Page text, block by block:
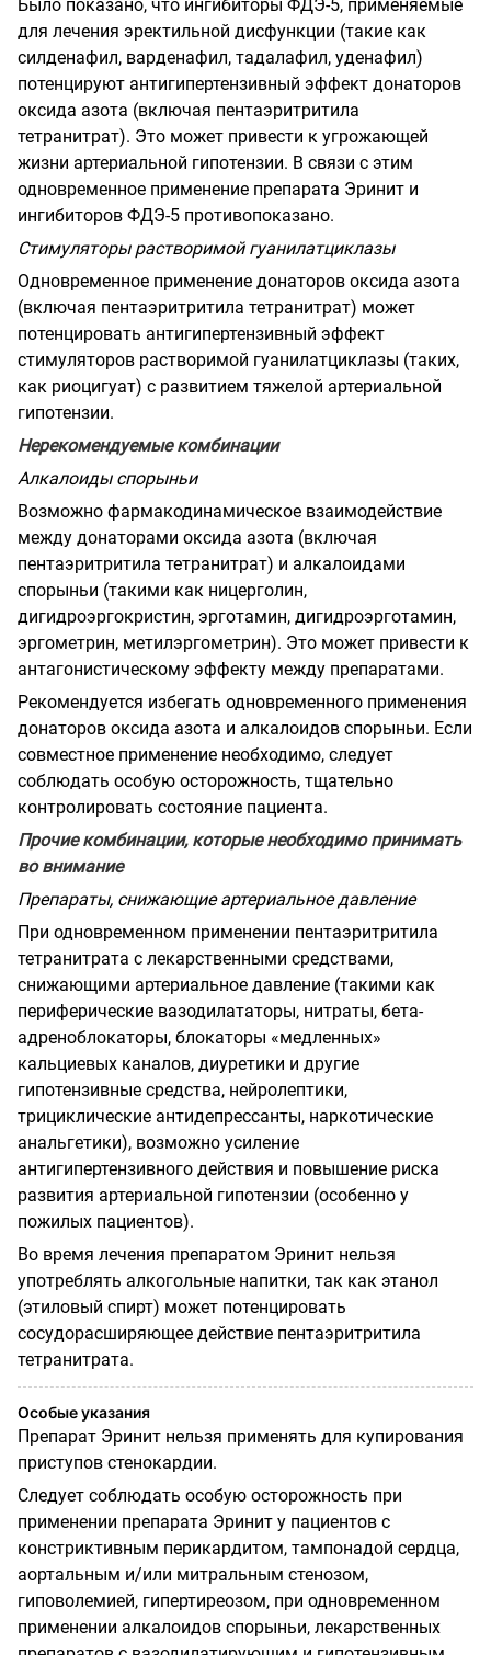
Было показано, что ингибиторы ФДЭ-5, применяемые
для лечения эректильной дисфункции (такие как
силденафил, варденафил, тадалафил, уденафил)
потенцируют антигипертензивный эффект донаторов
оксида азота (включая пентаэритритила
тетранитрат). Это может привести к угрожающей
жизни артериальной гипотензии. В связи с этим
одновременное применение препарата Эринит и
ингибиторов ФДЭ-5 противопоказано.
Стимуляторы растворимой гуанилатциклазы
Одновременное применение донаторов оксида азота
(включая пентаэритритила тетранитрат) может
потенцировать антигипертензивный эффект
стимуляторов растворимой гуанилатциклазы (таких,
как риоцигуат) с развитием тяжелой артериальной
гипотензии.
Нерекомендуемые комбинации
Алкалоиды спорыньи
Возможно фармакодинамическое взаимодействие
между донаторами оксида азота (включая
пентаэритритила тетранитрат) и алкалоидами
спорыньи (такими как ницерголин,
дигидроэргокристин, эрготамин, дигидроэрготамин,
эргометрин, метилэргометрин). Это может привести к
антагонистическому эффекту между препаратами.
Рекомендуется избегать одновременного применения
донаторов оксида азота и алкалоидов спорыньи. Если
совместное применение необходимо, следует
соблюдать особую осторожность, тщательно
контролировать состояние пациента.
Прочие комбинации, которые необходимо принимать
во внимание
Препараты, снижающие артериальное давление
При одновременном применении пентаэритритила
тетранитрата с лекарственными средствами,
снижающими артериальное давление (такими как
периферические вазодилататоры, нитраты, бета-
адреноблокаторы, блокаторы «медленных»
кальциевых каналов, диуретики и другие
гипотензивные средства, нейролептики,
трициклические антидепрессанты, наркотические
анальгетики), возможно усиление
антигипертензивного действия и повышение риска
развития артериальной гипотензии (особенно у
пожилых пациентов).
Во время лечения препаратом Эринит нельзя
употреблять алкогольные напитки, так как этанол
(этиловый спирт) может потенцировать
сосудорасширяющее действие пентаэритритила
тетранитрата.
Особые указания
Препарат Эринит нельзя применять для купирования
приступов стенокардии.
Следует соблюдать особую осторожность при
применении препарата Эринит у пациентов с
констриктивным перикардитом, тампонадой сердца,
аортальным и/или митральным стенозом,
гиповолемией, гипертиреозом, при одновременном
применении алкалоидов спорыньи, лекарственных